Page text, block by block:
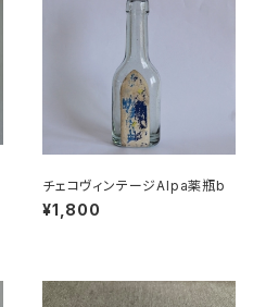
チェコヴィンテージAlpa薬瓶b
¥1,800